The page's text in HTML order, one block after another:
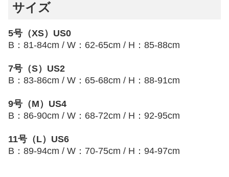
サイズ
5号（XS）US0
B：81-84cm / W：62-65cm / H：85-88cm
7号（S）US2
B：83-86cm / W：65-68cm / H：88-91cm
9号（M）US4
B：86-90cm / W：68-72cm / H：92-95cm
11号（L）US6
B：89-94cm / W：70-75cm / H：94-97cm